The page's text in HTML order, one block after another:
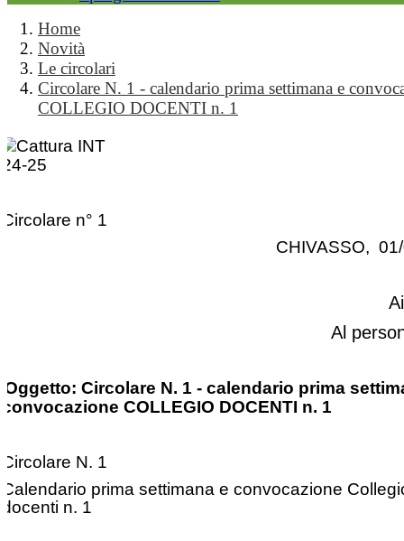
Home
Novità
Le circolari
Circolare N. 1 - calendario prima settimana e
COLLEGIO DOCENTI n. 1
Circolare n° 1
CHIVASSO,
Al
Oggetto: Circolare N. 1 - calendario prima
convocazione COLLEGIO DOCENTI n. 1
Circolare N. 1
Calendario prima settimana e convocazione
docenti n. 1